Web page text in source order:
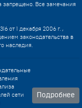
Все замечания
от 1 декабря 2006 г. ,
законодательства в
наследия.
сети
Подробнее